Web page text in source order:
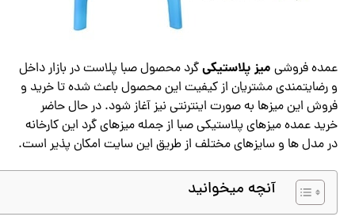
عمده فروشی میز پلاستیکیگرد محصول صبا پلاست در بازار داخل
و رضایتمندی مشتریان از کیفیت این محصول باعث شده تا خرید و
فروش این میزها به صورت اینترنتی نیز آغاز شود. در حال حاضر
خرید عمده میزهای پلاستیکی صبا از جمله میزهای گرد این کارخانه
در مدل ها و سایزهای مختلف از طریق این سایت امکان پذیر است.
آنچه میخوانید